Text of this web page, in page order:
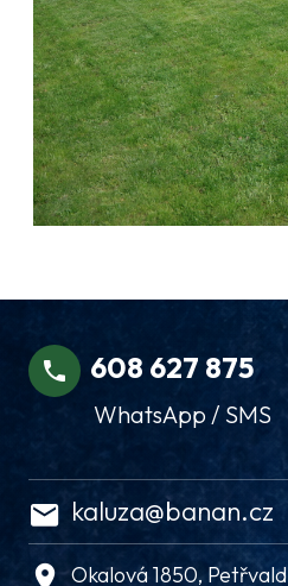
608 627 875
WhatsApp / SMS
kaluza@banan.cz
Okalová 1850, Petřvald